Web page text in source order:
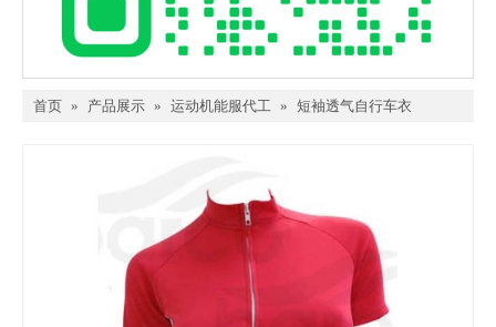
首页 » 产品展示 » 运动机能服代工 » 短袖透气自行车衣